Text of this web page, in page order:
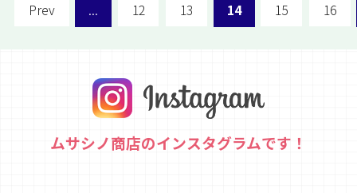
Prev ... 12 13 14 15 16
ムサシノ商店のインスタグラムです！